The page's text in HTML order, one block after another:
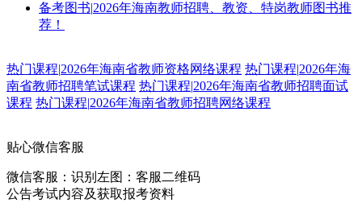
备考图书|2026年海南教师招聘、教资、特岗教师图书推
荐！
热门课程|2026年海南省教师资格网络课程 热门课程|2026年海
南省教师招聘笔试课程 热门课程|2026年海南省教师招聘面试
课程 热门课程|2026年海南省教师招聘网络课程
贴心微信客服
微信客服： 识别左图：客服二维码
公告考试内容及获取报考资料